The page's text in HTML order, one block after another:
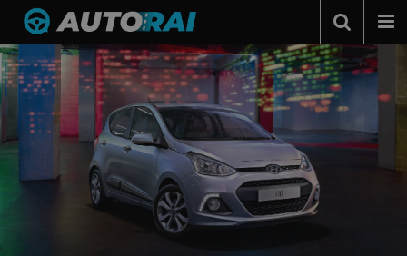
Autonieuws
Podcast
Autotests
Automerken
Adverteren